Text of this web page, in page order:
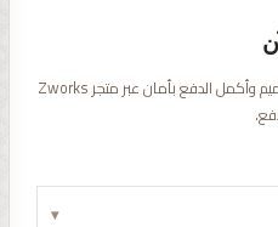
عبّئ بيانات مشروعك لحساب تكلفة التصميم وأكمل الدفع بأمان عبر متجر Zworks
▾